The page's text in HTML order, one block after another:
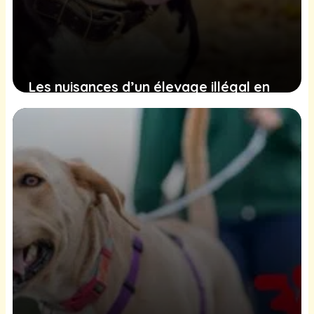
Les nuisances d’un élevage illégal en
Dordogne captivent l’attention
5 janvier 2025